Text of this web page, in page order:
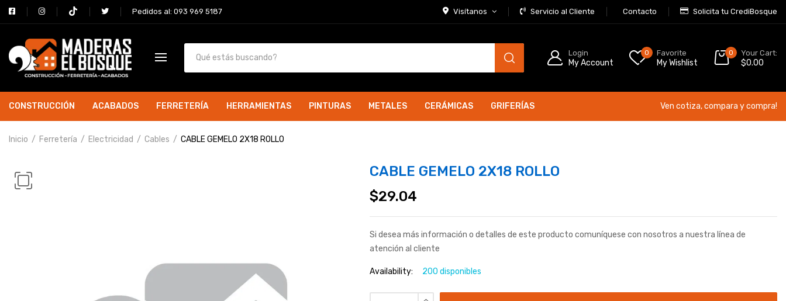
Pedidos al: 093 969 5187 Visítanos Servicio al Cliente Contacto Solicita tu CrediBosque
Login
My Account
0 Favorite
My Wishlist
0 Your Cart:
$0.00
CONSTRUCCIÓN ACABADOS FERRETERÍA HERRAMIENTAS PINTURAS METALES CERÁMICAS GRIFERÍAS Ven cotiza, compara y compra!
Inicio Ferretería Electricidad Cables CABLE GEMELO 2X18 ROLLO
CABLE GEMELO 2X18 ROLLO
$29.04
Si desea más información o detalles de este producto comuníquese con nosotros a nuestra línea de
atención al cliente
Availability: 200 disponibles